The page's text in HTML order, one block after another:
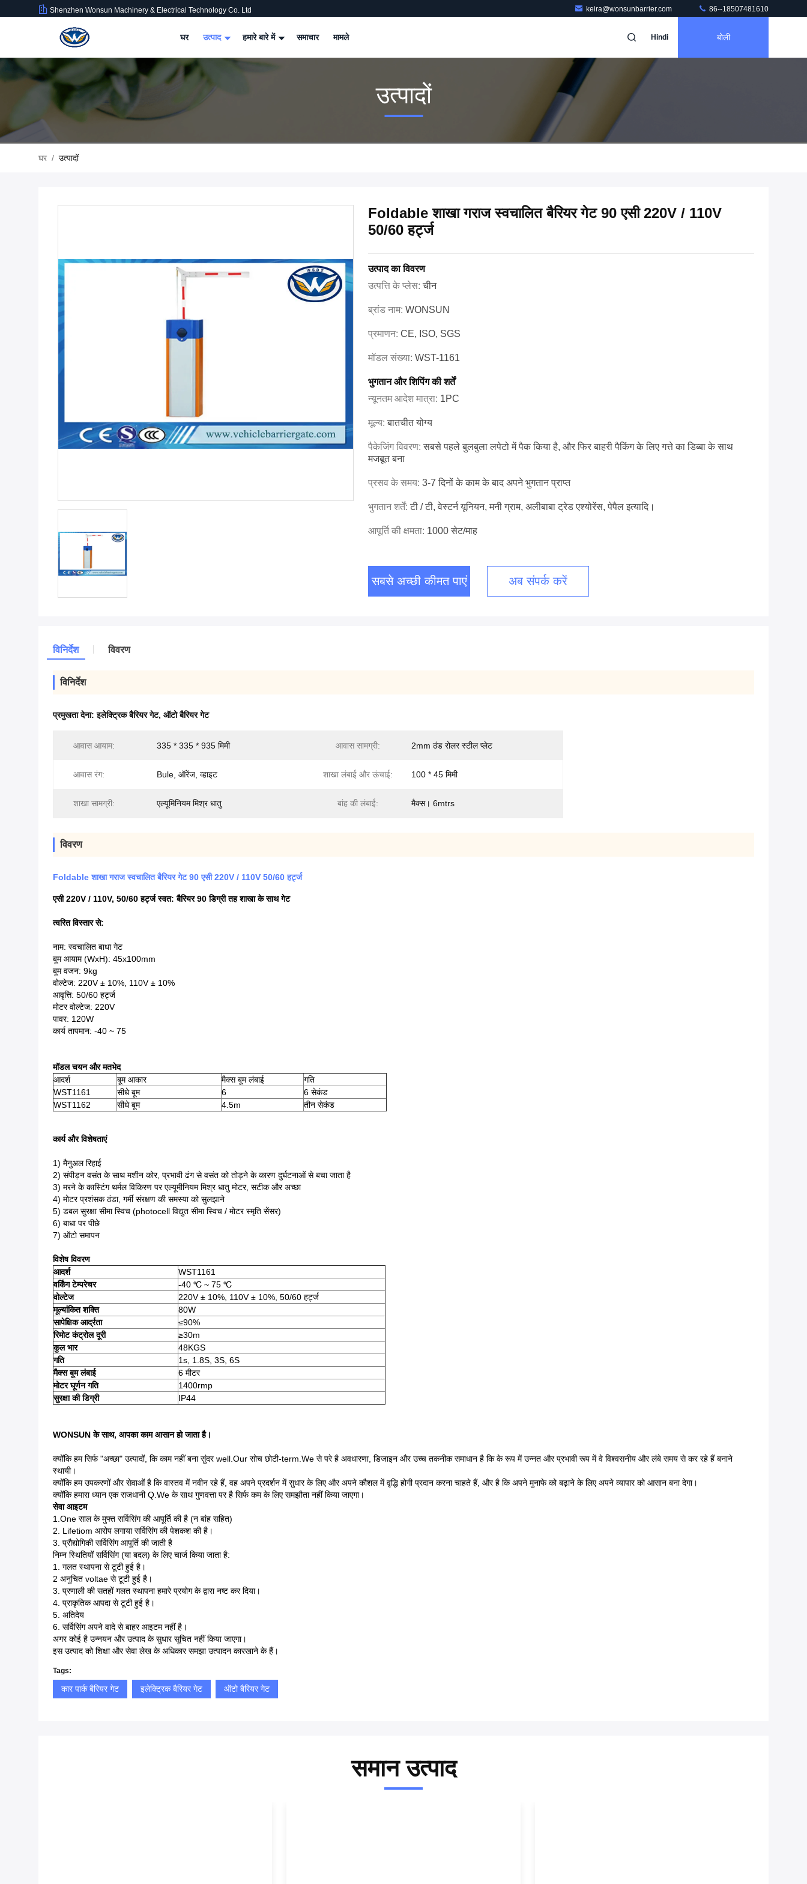
Shenzhen Wonsun Machinery & Electrical Technology Co. Ltd keira@wonsunbarrier.com 86--18507481610
घर उत्पाद हमारे बारे में समाचार मामले Hindi बोली
उत्पादों
घर / उत्पादों
Foldable शाखा गराज स्वचालित बैरियर गेट 90 एसी 220V / 110V
50/60 हर्ट्ज
उत्पाद का विवरण
उत्पत्ति के प्लेस:चीन
ब्रांड नाम: WONSUN
प्रमाणन: CE, ISO, SGS
मॉडल संख्या: WST-1161
भुगतान और शिपिंग की शर्तें
न्यूनतम आदेश मात्रा: 1PC
मूल्य:बातचीत योग्य
पैकेजिंग विवरण:सबसे पहले बुलबुला लपेटो में पैक किया है, और फिर बाहरी पैकिंग के लिए गत्ते का डिब्बा के साथ
मजबूत बना
प्रसव के समय: 3-7 दिनों के काम के बाद अपने भुगतान प्राप्त
भुगतान शर्तें:टी / टी, वेस्टर्न यूनियन, मनी ग्राम, अलीबाबा ट्रेड एश्योरेंस, पेपैल इत्यादि।
आपूर्ति की क्षमता: 1000 सेट/माह
सबसे अच्छी कीमत पाएं अब संपर्क करें
विनिर्देश विवरण
विनिर्देश
प्रमुखता देना:इलेक्ट्रिक बैरियर गेट, ऑटो बैरियर गेट
आवास आयाम: 335 * 335 * 935 मिमी आवास सामग्री: 2mm ठंड रोलर स्टील प्लेट
आवास रंग: Bule, ऑरेंज, व्हाइट शाखा लंबाई और ऊंचाई: 100 * 45 मिमी
शाखा सामग्री: एल्यूमिनियम मिश्र धातु बांह की लंबाई: मैक्स। 6mtrs
विवरण
Foldable शाखा गराज स्वचालित बैरियर गेट 90 एसी 220V / 110V 50/60 हर्ट्ज
एसी 220V / 110V, 50/60 हर्ट्ज स्वत: बैरियर 90 डिग्री तह शाखा के साथ गेट
त्वरित विस्तार से:
नाम: स्वचालित बाधा गेट
बूम आयाम (WxH): 45x100mm
बूम वजन: 9kg
वोल्टेज: 220V ± 10%, 110V ± 10%
आवृत्ति: 50/60 हर्ट्ज
मोटर वोल्टेज: 220V
पावर: 120W
कार्य तापमान: -40 ~ 75
मॉडल चयन और मतभेद
आदर्श
बूम आकार मैक्स बूम लंबाई
गति
WST1161
सीधे बूम 6
6 सेकंड
WST1162
सीधे बूम 4.5m तीन सेकंड
कार्य और विशेषताएं
1) मैनुअल रिहाई
2) संपीड़न वसंत के साथ मशीन कोर, प्रभावी ढंग से वसंत को तोड़ने के कारण दुर्घटनाओं से बचा जाता है
3) मरने के कास्टिंग थर्मल विकिरण पर एल्यूमीनियम मिश्र धातु मोटर, सटीक और अच्छा
4) मोटर प्रशंसक ठंडा, गर्मी संरक्षण की समस्या को सुलझाने
5) डबल सुरक्षा सीमा स्विच (photocell विद्युत सीमा स्विच / मोटर स्मृति सेंसर)
6) बाधा पर पीछे
7) ऑटो समापन
विशेष विवरण
आदर्श
WST1161
वर्किंग टेम्परेचर
-40 ℃ ~ 75 ℃
वोल्टेज
220V ± 10%, 110V ± 10%, 50/60 हर्ट्ज
मूल्यांकित शक्ति
80W
सापेक्षिक आर्द्रता
≤90%
रिमोट कंट्रोल दूरी
≥30m
कुल भार
48KGS
गति
1s, 1.8S, 3S, 6S
मैक्स बूम लंबाई
6 मीटर
मोटर घूर्णन गति
1400rmp
सुरक्षा की डिग्री
IP44
WONSUN के साथ, आपका काम आसान हो जाता है।
क्योंकि हम सिर्फ "अच्छा" उत्पादों, कि काम नहीं बना सुंदर well.Our सोच छोटी-term.We से परे है अवधारणा, डिजाइन और उच्च तकनीक समाधान है कि के रूप में उन्नत और प्रभावी रूप में वे विश्वसनीय और लंबे समय से कर रहे हैं बनाने
स्थायी।
क्योंकि हम उपकरणों और सेवाओं है कि वास्तव में नवीन रहे हैं, वह अपने प्रदर्शन में सुधार के लिए और अपने कौशल में वृद्धि होगी प्रदान करना चाहते हैं, और है कि अपने मुनाफे को बढ़ाने के लिए अपने व्यापार को आसान बना देगा।
क्योंकि हमारा ध्यान एक राजधानी Q.We के साथ गुणवत्ता पर है सिर्फ कम के लिए समझौता नहीं किया जाएगा।
सेवा आइटम
1.One साल के मुफ्त सर्विसिंग की आपूर्ति की है (न बांह सहित)
2. Lifetiom आरोप लगाया सर्विसिंग की पेशकश की है।
3. प्रौद्योगिकी सर्विसिंग आपूर्ति की जाती है
निम्न स्थितियों सर्विसिंग (या बदल) के लिए चार्ज किया जाता है:
1. गलत स्थापना से टूटी हुई है।
2 अनुचित voltae से टूटी हुई है।
3. प्रणाली की सतहों गलत स्थापना हमारे प्रयोग के द्वारा नष्ट कर दिया।
4. प्राकृतिक आपदा से टूटी हुई है।
5. अतिदेय
6. सर्विसिंग अपने वादे से बाहर आइटम नहीं है।
अगर कोई है उन्नयन और उत्पाद के सुधार सूचित नहीं किया जाएगा।
इस उत्पाद को शिक्षा और सेवा लेख के अधिकार समझा उत्पादन कारखाने के हैं।
Tags:
कार पार्क बैरियर गेट इलेक्ट्रिक बैरियर गेट ऑटो बैरियर गेट
समान उत्पाद